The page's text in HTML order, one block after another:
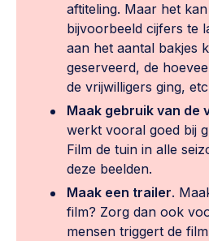
aftiteling. Maar het
bijvoorbeeld cijfers te
aan het aantal bakjes
geserveerd, de
de vrijwilligers ging,
Maak gebruik van de
werkt vooral goed bij
Film de tuin in alle
deze beelden.
Maak een trailer.
film? Zorg dan ook
mensen triggert de